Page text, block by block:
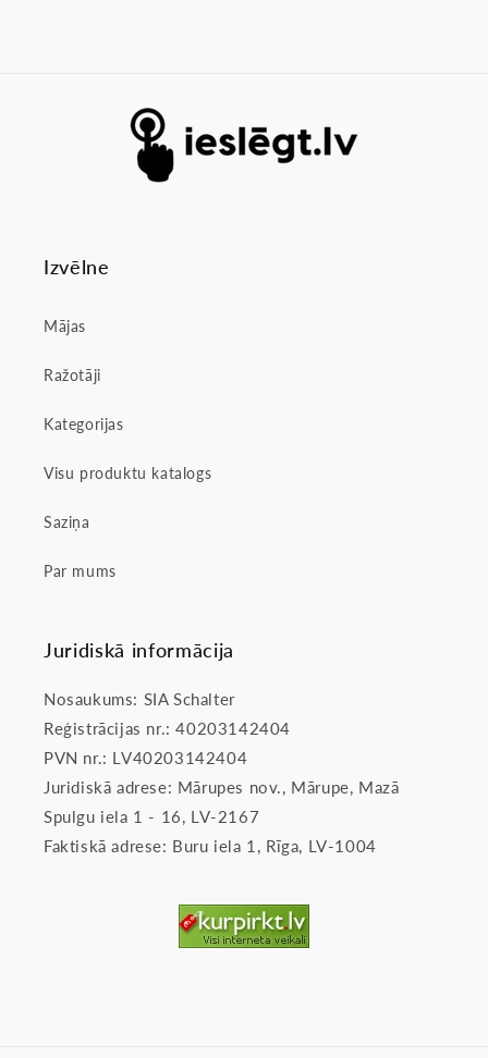
Izvēlne
Mājas
Ražotāji
Kategorijas
Visu produktu katalogs
Saziņa
Par mums
Juridiskā informācija
Nosaukums: SIA Schalter
Reģistrācijas nr.: 40203142404
PVN nr.: LV40203142404
Juridiskā adrese: Mārupes nov., Mārupe, Mazā
Spulgu iela 1 - 16, LV-2167
Faktiskā adrese: Buru iela 1, Rīga, LV-1004